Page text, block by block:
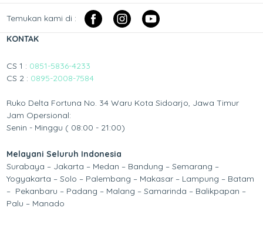
Temukan kami di :
KONTAK
CS 1 : 0851-5836-4233
CS 2 : 0895-2008-7584
Ruko Delta Fortuna No. 34 Waru Kota Sidoarjo, Jawa Timur
Jam Opersional:
Senin - Minggu ( 08:00 - 21:00)
Melayani Seluruh Indonesia
Surabaya – Jakarta – Medan – Bandung – Semarang –
Yogyakarta – Solo – Palembang – Makasar – Lampung – Batam
– Pekanbaru – Padang – Malang – Samarinda – Balikpapan –
Palu – Manado